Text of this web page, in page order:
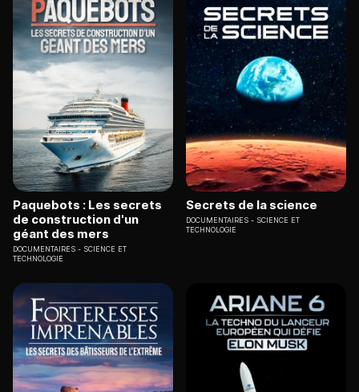
Paquebots : Les secrets
de construction d'un
géant des mers
DOCUMENTAIRES
SCIENCE ET
TECHNOLOGIE
Secrets de la science
DOCUMENTAIRES
SCIENCE ET
TECHNOLOGIE